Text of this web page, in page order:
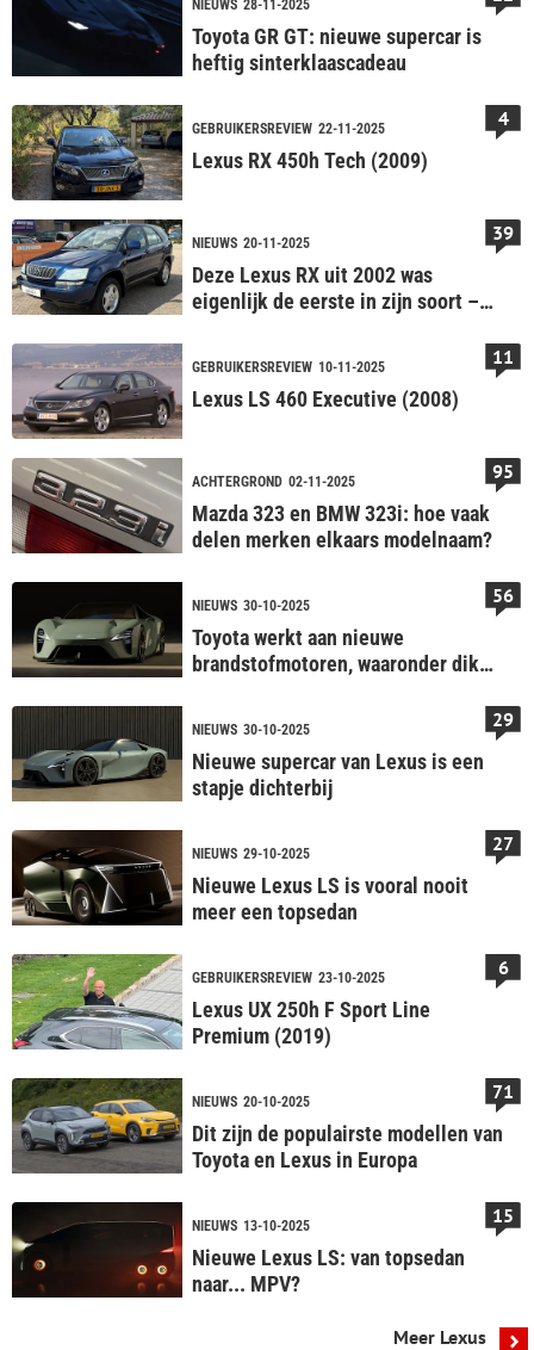
NIEUWS 28-11-2025
Toyota GR GT: nieuwe supercar is
heftig sinterklaascadeau
GEBRUIKERSREVIEW 22-11-2025
Lexus RX 450h Tech (2009)
4
NIEUWS 20-11-2025
Deze Lexus RX uit 2002 was
eigenlijk de eerste in zijn soort –
39
GEBRUIKERSREVIEW 10-11-2025
Lexus LS 460 Executive (2008)
11
ACHTERGROND 02-11-2025
Mazda 323 en BMW 323i: hoe vaak
delen merken elkaars modelnaam?
95
NIEUWS 30-10-2025
Toyota werkt aan nieuwe
brandstofmotoren, waaronder dikke
56
NIEUWS 30-10-2025
Nieuwe supercar van Lexus is een
stapje dichterbij
29
NIEUWS 29-10-2025
Nieuwe Lexus LS is vooral nooit
meer een topsedan
27
GEBRUIKERSREVIEW 23-10-2025
Lexus UX 250h F Sport Line
Premium (2019)
6
NIEUWS 20-10-2025
Dit zijn de populairste modellen van
Toyota en Lexus in Europa
71
NIEUWS 13-10-2025
Nieuwe Lexus LS: van topsedan
naar... MPV?
15
Meer Lexus